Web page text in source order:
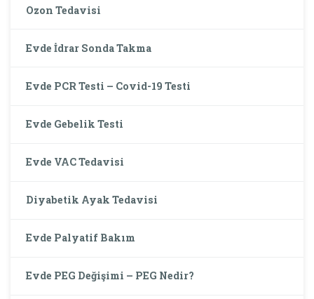
Ozon Tedavisi
Evde İdrar Sonda Takma
Evde PCR Testi – Covid-19 Testi
Evde Gebelik Testi
Evde VAC Tedavisi
Diyabetik Ayak Tedavisi
Evde Palyatif Bakım
Evde PEG Değişimi – PEG Nedir?